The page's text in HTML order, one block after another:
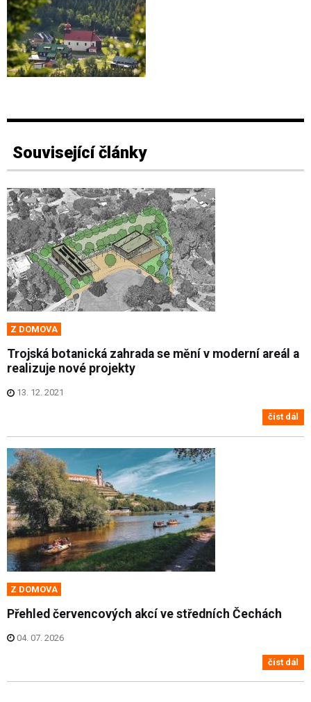
Související články
Z DOMOVA
Trojská botanická zahrada se mění v moderní areál a
realizuje nové projekty
13. 12. 2021
číst dál
Z DOMOVA
Přehled červencových akcí ve středních Čechách
04. 07. 2026
číst dál